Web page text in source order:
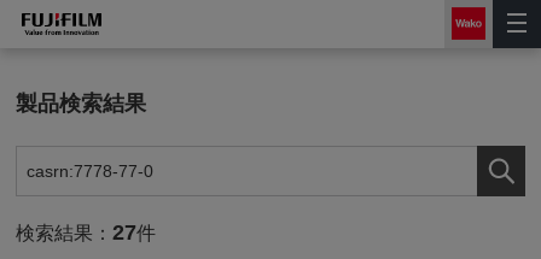
製品検索結果
検索結果：27件